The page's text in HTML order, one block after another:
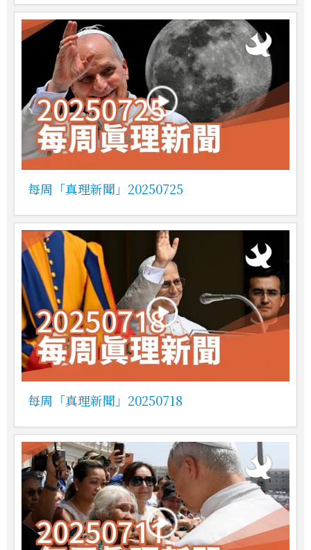
每周「真理新聞」20250725
每周「真理新聞」20250718